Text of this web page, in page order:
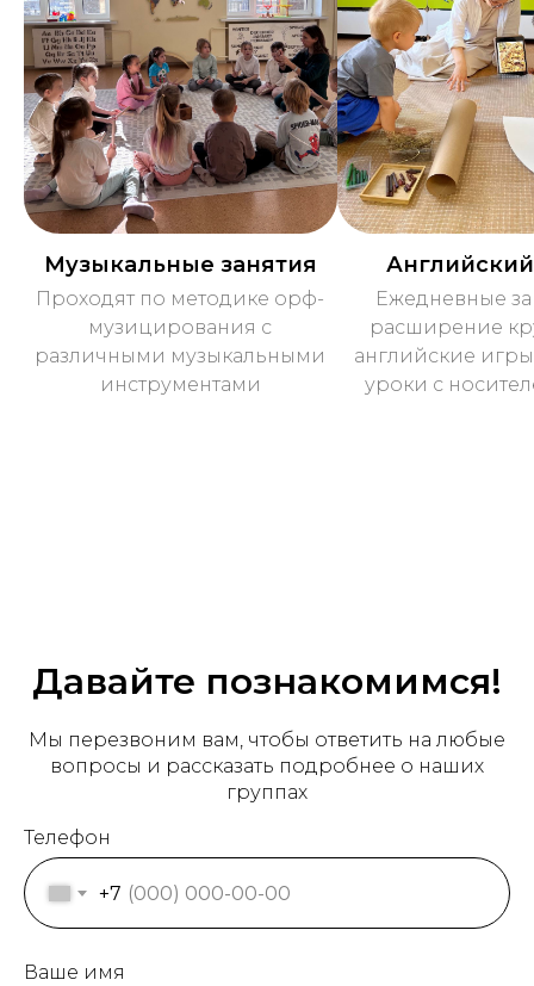
Музыкальные занятия
Проходят по методике орф-
музицирования с
различными музыкальными
инструментами
Ежедневные
расширение
английские
уроки с
Давайте познакомимся!
Мы перезвоним вам, чтобы ответить на любые
вопросы и рассказать подробнее о наших
группах
Телефон
+7
Ваше имя